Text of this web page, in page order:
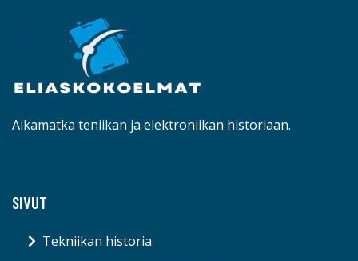
Aikamatka teniikan ja elektroniikan historiaan.
SIVUT
Tekniikan historia